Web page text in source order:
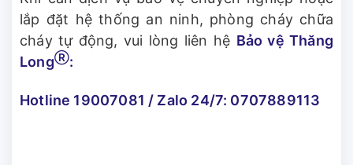
lắp đặt hệ thống an ninh, phòng cháy chữa
cháy tự động, vui lòng liên hệ Bảo vệ Thăng
LongⓇ:
Hotline 19007081 / Zalo 24/7: 0707889113